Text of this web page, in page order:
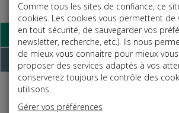
Base documentaire
Dépêches
Liste des dernières dépêches
Comme tous les sites de confiance, ce
cookies. Les cookies vous permettent de
en tout sécurité, de sauvegarder vos
newsletter, recherche, etc.). Ils nous
de mieux vous connaitre pour mieux
proposer des services adaptés à vos
conserverez toujours le contrôle des
utilisons.
Gérer vos préférences